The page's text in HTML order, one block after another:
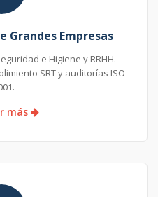
Grandes Empresas
e Higiene y RRHH.
SRT y auditorías ISO
más